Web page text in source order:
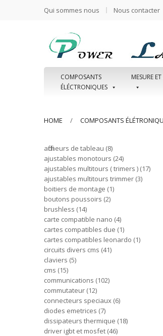
Qui sommes nous Nous contacter
COMPOSANTS
ÉLÉCTRONIQUES
MESURE
HOME COMPOSANTS
afficheurs de tableau 8
ajustables monotours 24
ajustables multitours ( trimers ) 17
ajustables multitours trimmer 3
boitiers de montage 1
boutons poussoirs 2
brushless 14
carte compatible nano 4
cartes compatibles due 1
cartes compatibles leonardo 1
circuits divers cms 41
claviers 5
cms 15
communications 102
commutateur 12
connecteurs speciaux 6
diodes emetrices 7
dissipateurs thermique 18
driver igbt et mosfet 46